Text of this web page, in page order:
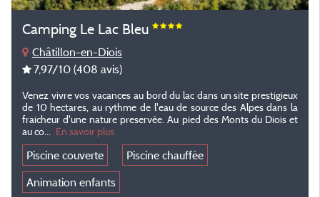
Camping Le Lac Bleu
Châtillon-en-Diois
7,97/10 (408 avis)
Venez vivre vos vacances au bord du lac dans un site prestigieux
de 10 hectares, au rythme de l'eau de source des Alpes dans la
fraicheur d'une nature preservée. Au pied des Monts du Diois et
au co
En savoir plus
Piscine couverte
Piscine chauffée
Animation enfants